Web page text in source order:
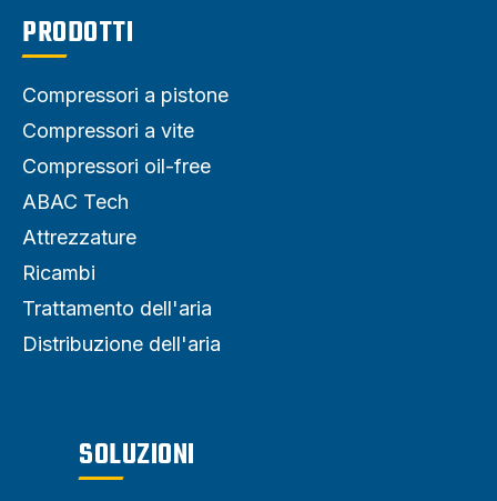
PRODOTTI
Compressori a pistone
Compressori a vite
Compressori oil-free
ABAC Tech
Attrezzature
Ricambi
Trattamento dell'aria
Distribuzione dell'aria
SOLUZIONI